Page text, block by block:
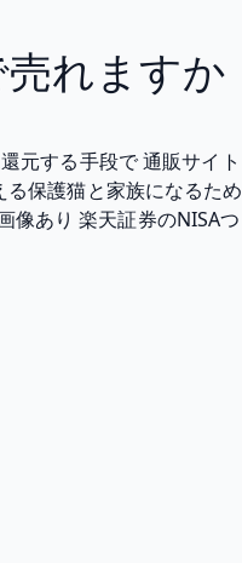
れますか
元する手段で 通販サイト
保護猫と家族になるため
像あり 楽天証券のNISAつ